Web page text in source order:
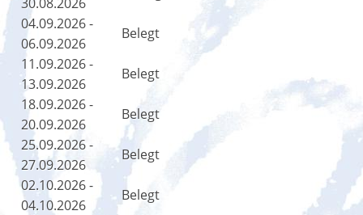
04.09.2026 -
06.09.2026
Belegt
11.09.2026 -
13.09.2026
Belegt
18.09.2026 -
20.09.2026
Belegt
25.09.2026 -
27.09.2026
Belegt
02.10.2026 -
04.10.2026
Belegt